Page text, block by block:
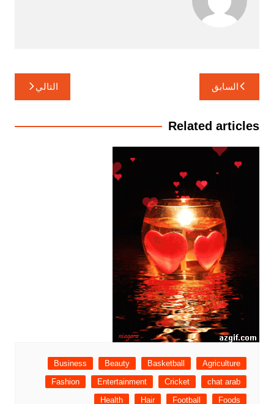
تصفّح
المقالات
السابق التالي
Related articles
Agriculture
Basketball
Beauty
Business
chat arab
Cricket
Entertainment
Fashion
Foods
Football
Hair
Health